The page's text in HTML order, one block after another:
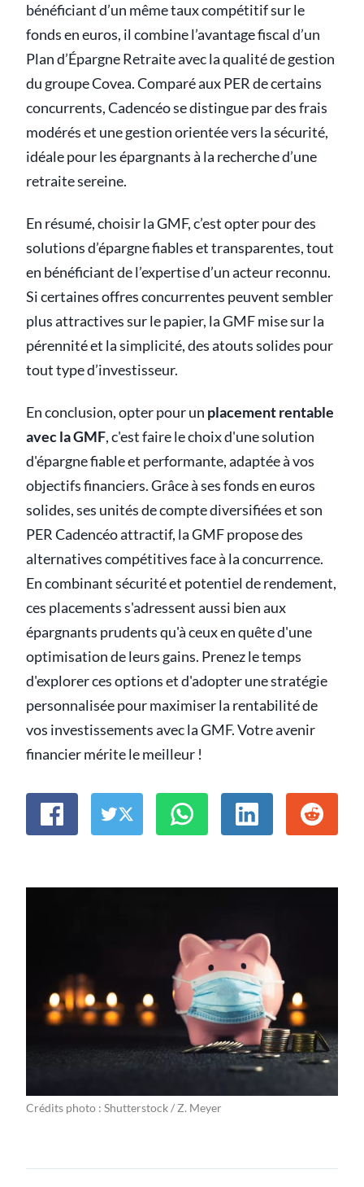
bénéficiant d’un même taux compétitif sur le
fonds en euros, il combine l’avantage fiscal d’un
Plan d’Épargne Retraite avec la qualité de gestion
du groupe Covea. Comparé aux PER de certains
concurrents, Cadencéo se distingue par des frais
modérés et une gestion orientée vers la sécurité,
idéale pour les épargnants à la recherche d’une
retraite sereine.
En résumé, choisir la GMF, c’est opter pour des
solutions d’épargne fiables et transparentes, tout
en bénéficiant de l’expertise d’un acteur reconnu.
Si certaines offres concurrentes peuvent sembler
plus attractives sur le papier, la GMF mise sur la
pérennité et la simplicité, des atouts solides pour
tout type d’investisseur.
En conclusion, opter pour un placement rentable
avec la GMF, c'est faire le choix d'une solution
d'épargne fiable et performante, adaptée à vos
objectifs financiers. Grâce à ses fonds en euros
solides, ses unités de compte diversifiées et son
PER Cadencéo attractif, la GMF propose des
alternatives compétitives face à la concurrence.
En combinant sécurité et potentiel de rendement,
ces placements s'adressent aussi bien aux
épargnants prudents qu'à ceux en quête d'une
optimisation de leurs gains. Prenez le temps
d'explorer ces options et d'adopter une stratégie
personnalisée pour maximiser la rentabilité de
vos investissements avec la GMF. Votre avenir
financier mérite le meilleur !
Crédits photo : Shutterstock / Z. Meyer